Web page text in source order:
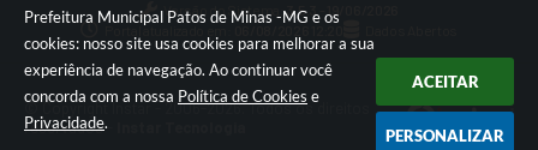
Prefeitura Municipal Patos de Minas -MG e os
cookies: nosso site usa cookies para melhorar a sua
experiência de navegação. Ao continuar você
concorda com a nossa Política de Cookies e
Privacidade.
ACEITAR
PERSONALIZAR
Versão do Sistema:3.5.3 - 19/06/2026
Portal atualizado em:
© Copyright Instar - 2006-2026. Todos os direitos
reservados -